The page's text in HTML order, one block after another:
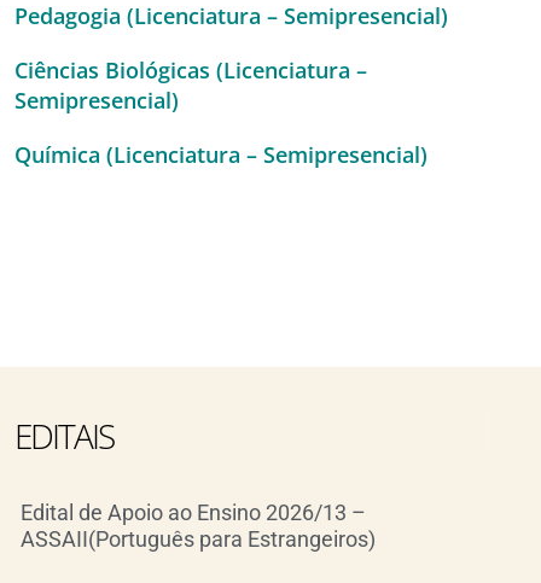
Pedagogia (Licenciatura – Semipresencial)
Ciências Biológicas (Licenciatura –
Semipresencial)
Química (Licenciatura – Semipresencial)
EDITAIS
Edital de Apoio ao Ensino 2026/13 –
ASSAII(Português para Estrangeiros)